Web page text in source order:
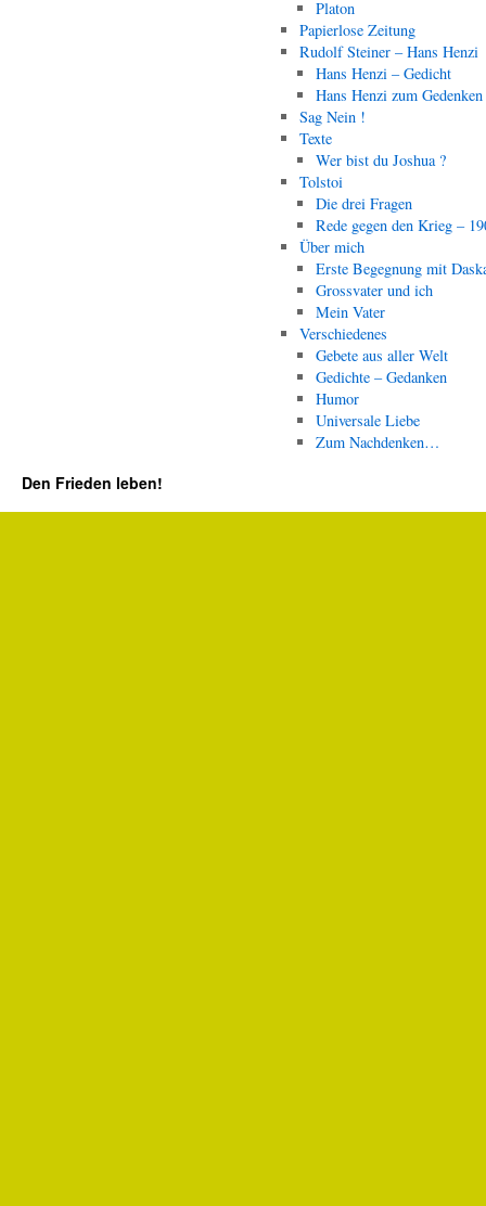
Platon
Papierlose Zeitung
Rudolf Steiner – Hans Henzi
Hans Henzi – Gedicht
Hans Henzi zum Gedenken
Sag Nein !
Texte
Wer bist du Joshua ?
Tolstoi
Die drei Fragen
Rede gegen den Krieg –
Über mich
Erste Begegnung mit
Grossvater und ich
Mein Vater
Verschiedenes
Gebete aus aller Welt
Gedichte – Gedanken
Humor
Universale Liebe
Zum Nachdenken…
Den Frieden leben!